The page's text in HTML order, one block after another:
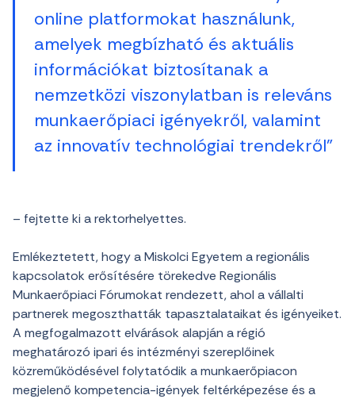
online platformokat használunk,
amelyek megbízható és aktuális
információkat biztosítanak a
nemzetközi viszonylatban is releváns
munkaerőpiaci igényekről, valamint
az innovatív technológiai trendekről”
– fejtette ki a rektorhelyettes.
Emlékeztetett, hogy a Miskolci Egyetem a regionális
kapcsolatok erősítésére törekedve Regionális
Munkaerőpiaci Fórumokat rendezett, ahol a vállalti
partnerek megoszthatták tapasztalataikat és igényeiket.
A megfogalmazott elvárások alapján a régió
meghatározó ipari és intézményi szereplőinek
közreműködésével folytatódik a munkaerőpiacon
megjelenő kompetencia-igények feltérképezése és a